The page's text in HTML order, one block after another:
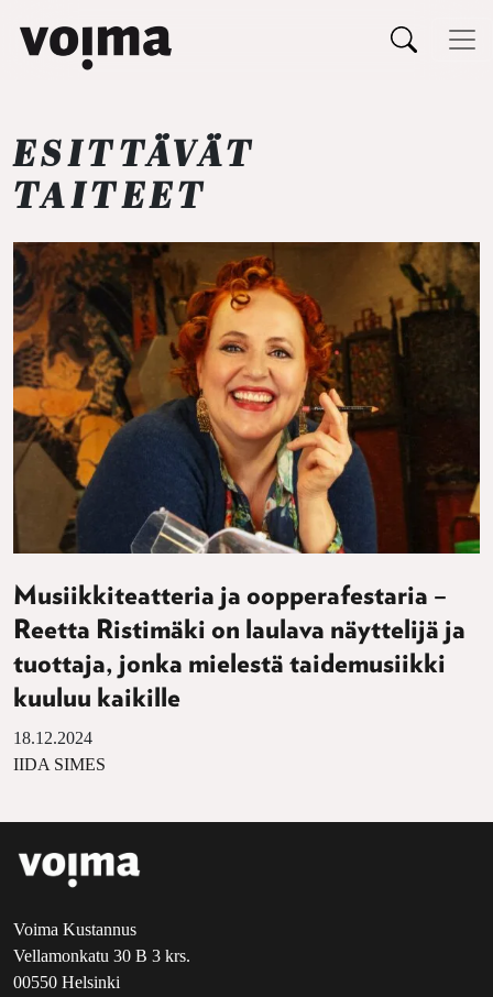
Päävalikko
ESITTÄVÄT
TAITEET
Musiikkiteatteria ja oopperafestaria –
Reetta Ristimäki on laulava näyttelijä ja
tuottaja, jonka mielestä taidemusiikki
kuuluu kaikille
18.12.2024
IIDA SIMES
Voima Kustannus
Vellamonkatu 30 B 3 krs.
00550 Helsinki